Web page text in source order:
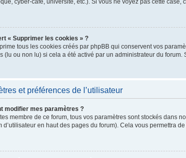
cyber-café, université, etc.). Si vous ne voyez pas cette
« Supprimer les cookies » ?
tous les cookies créés par phpBB qui conservent vos
(lu ou non lu) si cela a été activé par un administrateur du
et préférences de l’utilisateur
modifier mes paramètres ?
membre de ce forum, tous vos paramètres sont stockés dans
d’utilisateur en haut des pages du forum). Cela vous permettra